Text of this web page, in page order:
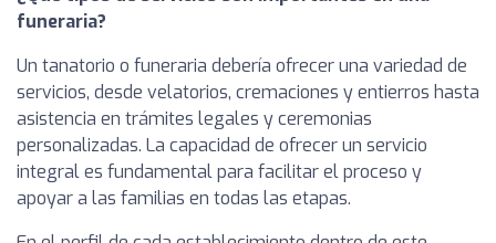
funeraria?
Un tanatorio o funeraria debería ofrecer una variedad de
servicios, desde velatorios, cremaciones y entierros hasta
asistencia en trámites legales y ceremonias
personalizadas. La capacidad de ofrecer un servicio
integral es fundamental para facilitar el proceso y
apoyar a las familias en todas las etapas.